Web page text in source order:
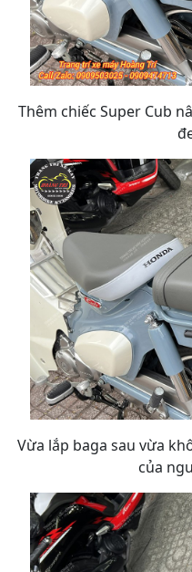
Thêm chiếc Super Cub
Vừa lắp baga sau vừa
của